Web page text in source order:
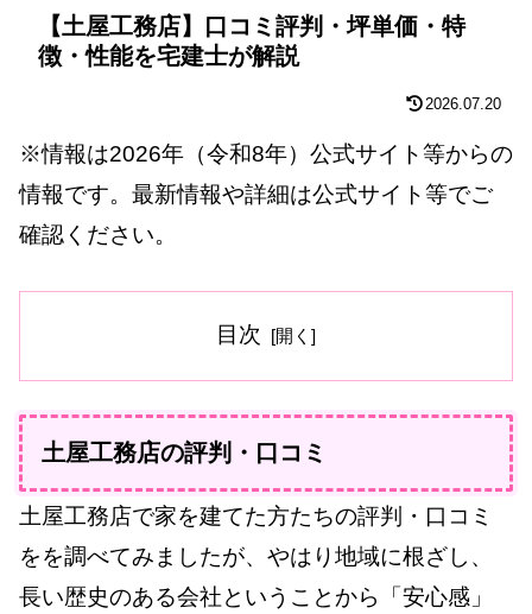
【土屋工務店】口コミ評判・坪単価・特
徴・性能を宅建士が解説
2026.07.20
※情報は2026年（令和8年）公式サイト等からの
情報です。最新情報や詳細は公式サイト等でご
確認ください。
目次
土屋工務店の評判・口コミ
土屋工務店で家を建てた方たちの評判・口コミ
をを調べてみましたが、やはり地域に根ざし、
長い歴史のある会社ということから「安心感」